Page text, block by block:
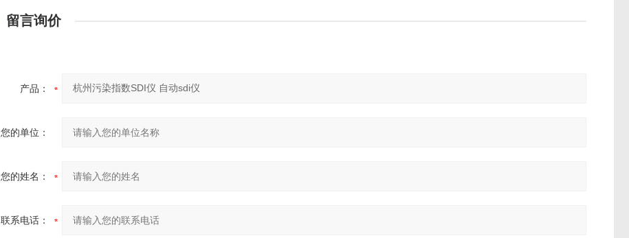
留言询价
产品：
您的单位：
您的姓名：
联系电话：